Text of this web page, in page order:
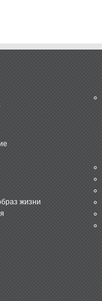
жизни